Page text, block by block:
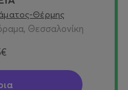
Θέρμης
Θεσσαλονίκη